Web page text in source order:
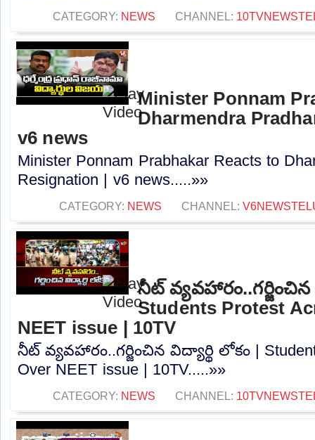
CATEGORY: NEWS CHANNEL:
Minister Ponnam
Dharmendra
v6 news
Minister Ponnam Prabhakar Reacts to
Resignation | v6 news.....»»
CATEGORY: NEWS CHANNEL:
నీట్ వ్యవహారం..గర్జించిన
Students Protest
NEET issue | 10TV
నీట్ వ్యవహారం..గర్జించిన విద్యార్థి లోకం |
Over NEET issue | 10TV.....»»
CATEGORY: NEWS CHANNEL: